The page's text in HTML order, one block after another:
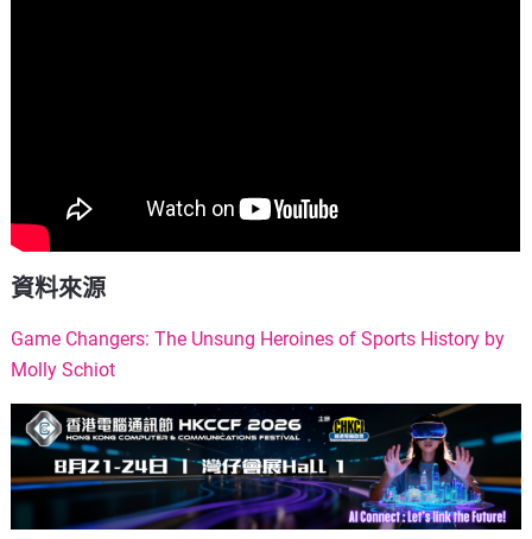
資料來源
Game Changers: The Unsung Heroines of Sports History by
Molly Schiot